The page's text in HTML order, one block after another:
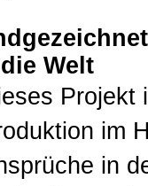
Welt
Projekt
im
in